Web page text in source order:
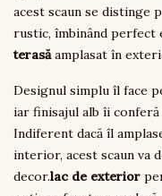
acest scaun se distinge
rustic, îmbinând perfect
terasăamplasat în
Designul simplu îl face
iar finisajul alb îi
Indiferent dacă îl
interior, acest scaun va
decor.lac de exterior